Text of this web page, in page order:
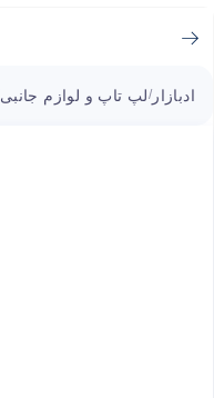
ادبازار /لپ تاپ و لوازم جانبی